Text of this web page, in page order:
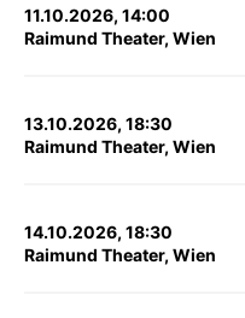
11.10.2026, 14:00
Raimund Theater, Wien
13.10.2026, 18:30
Raimund Theater, Wien
14.10.2026, 18:30
Raimund Theater, Wien